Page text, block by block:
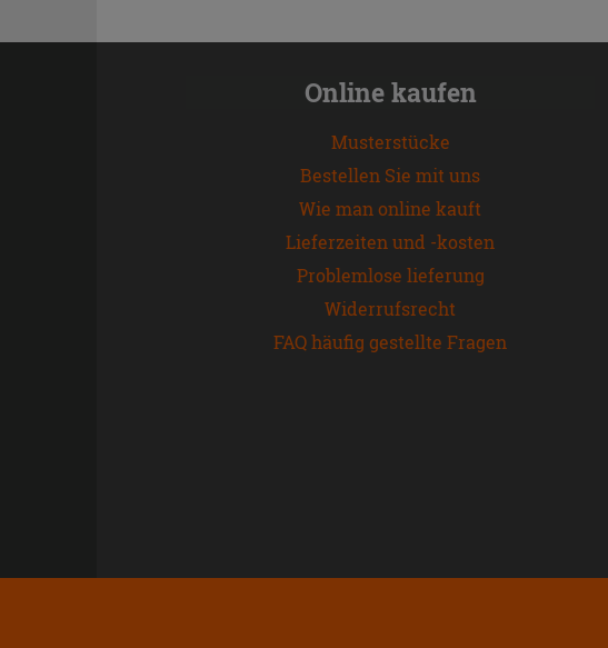
Online kaufen
Musterstücke
Bestellen Sie mit uns
Wie man online kauft
Lieferzeiten und -kosten
Problemlose lieferung
Widerrufsrecht
FAQ häufig gestellte Fragen